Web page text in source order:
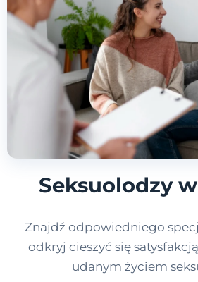
Seksuolodzy
Znajdź odpowiedniego
odkryj cieszyć się
udanym życiem